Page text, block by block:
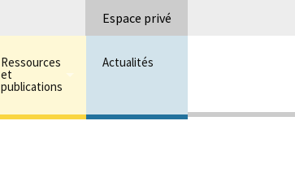
Espace privé
Ressources
et
publications
Actualités